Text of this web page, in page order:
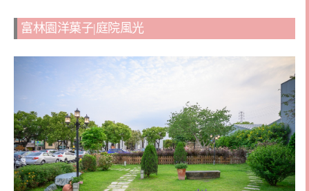
富林園洋菓子|庭院風光